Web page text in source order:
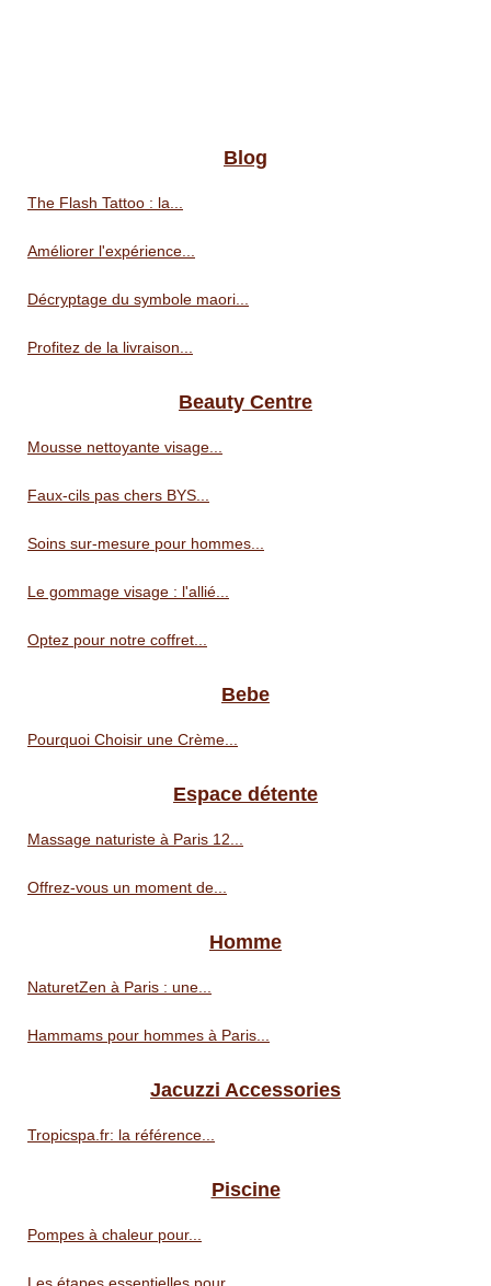
Blog
The Flash Tattoo : la...
Améliorer l'expérience...
Décryptage du symbole maori...
Profitez de la livraison...
Beauty Centre
Mousse nettoyante visage...
Faux-cils pas chers BYS...
Soins sur-mesure pour hommes...
Le gommage visage : l'allié...
Optez pour notre coffret...
Bebe
Pourquoi Choisir une Crème...
Espace détente
Massage naturiste à Paris 12...
Offrez-vous un moment de...
Homme
NaturetZen à Paris : une...
Hammams pour hommes à Paris...
Jacuzzi Accessories
Tropicspa.fr: la référence...
Piscine
Pompes à chaleur pour...